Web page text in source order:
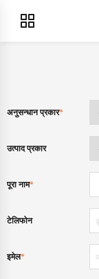
अनुसन्धान प्रकार*
उत्पाद प्रकार
पूरा नाम*
टेलिफोन
इमेल*